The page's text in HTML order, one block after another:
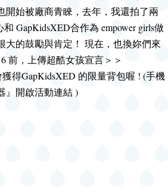
開始被廠商青睞，去年，我還拍了兩
GapKidsXED合作為 empower girls做
大的鼓勵與肯定！ 現在，也換妳們來
前，上傳超酷女孩宣言＞＞
獲得GapKidsXED 的限量背包喔 ! (手機
』開啟活動連結 )